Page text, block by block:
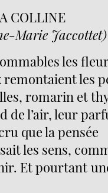
COLLINE
Marie Jaccottet)
les
remontaient les
romarin et
de l’air, leur
que la pensée
les sens,
Et pourtant